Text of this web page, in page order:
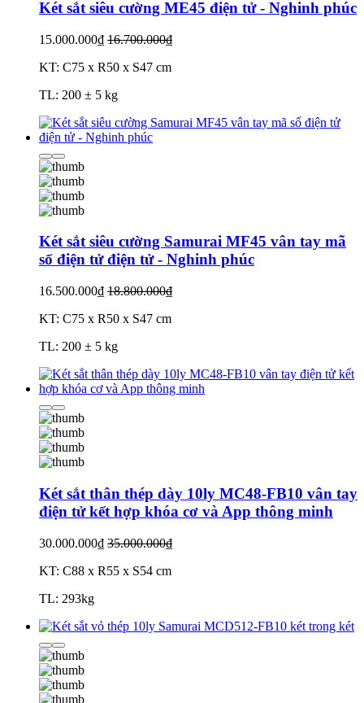
Két sắt siêu cường ME45 điện tử - Nghinh phúc
15.000.000₫ 16.700.000₫
KT: C75 x R50 x S47 cm
TL: 200 ± 5 kg
Két sắt siêu cường Samurai MF45 vân tay mã
số điện tử điện tử - Nghinh phúc
16.500.000₫ 18.800.000₫
KT: C75 x R50 x S47 cm
TL: 200 ± 5 kg
Két sắt thân thép dày 10ly MC48-FB10 vân tay
điện tử kết hợp khóa cơ và App thông minh
30.000.000₫ 35.000.000₫
KT: C88 x R55 x S54 cm
TL: 293kg